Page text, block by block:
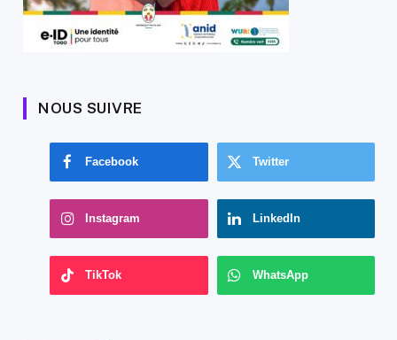
NOUS SUIVRE
Facebook Twitter
Instagram LinkedIn
TikTok WhatsApp